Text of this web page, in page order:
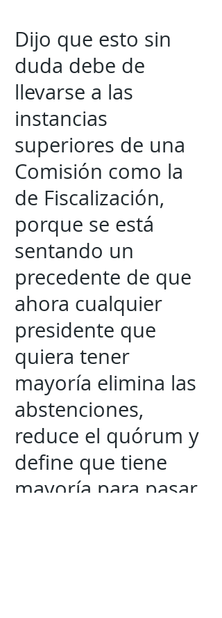
Dijo que esto sin
duda debe de
llevarse a las
instancias
superiores de una
Comisión como la
de Fiscalización,
porque se está
sentando un
precedente de que
ahora cualquier
presidente que
quiera tener
mayoría elimina las
abstenciones,
reduce el quórum y
define que tiene
mayoría para pasar